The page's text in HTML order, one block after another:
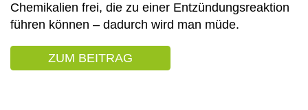
Chemikalien frei, die zu einer Entzündungsreaktion
führen können – dadurch wird man müde.
ZUM BEITRAG